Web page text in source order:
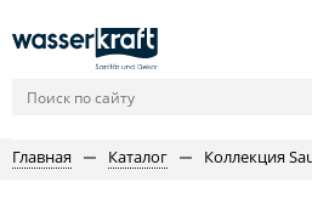
Главная Каталог Коллекция